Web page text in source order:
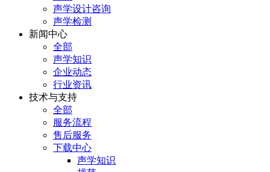
声学设计咨询
声学检测
新闻中心
全部
声学知识
企业动态
行业资讯
技术与支持
全部
服务流程
售后服务
下载中心
声学知识